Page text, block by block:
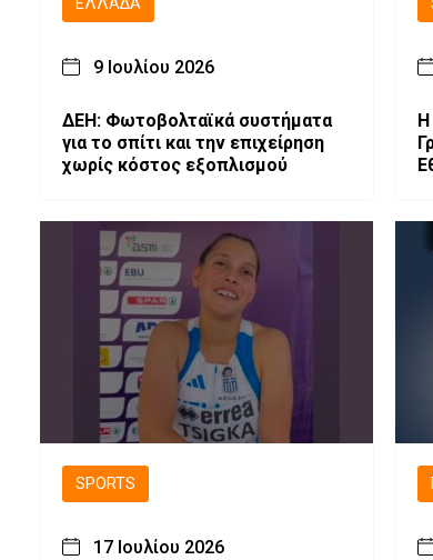
9 Ιουλίου 2026
ΔΕΗ: Φωτοβολταϊκά συστήματα
για το σπίτι και την επιχείρηση
χωρίς κόστος εξοπλισμού
Η
SPORTS
17 Ιουλίου 2026